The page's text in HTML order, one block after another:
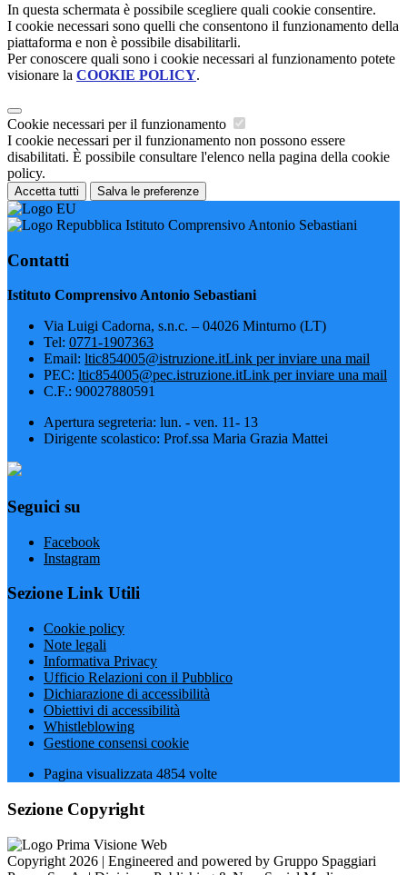
In questa schermata è possibile scegliere quali cookie consentire.
I cookie necessari sono quelli che consentono il funzionamento della
piattaforma e non è possibile disabilitarli.
Per conoscere quali sono i cookie necessari al funzionamento potete
visionare la COOKIE POLICY.
Cookie necessari per il funzionamento
I cookie necessari per il funzionamento non possono essere
disabilitati. È possibile consultare l'elenco nella pagina della cookie
policy.
Accetta tutti Salva le preferenze
Istituto Comprensivo Antonio Sebastiani
Contatti
Istituto Comprensivo Antonio Sebastiani
Via Luigi Cadorna, s.n.c. – 04026 Minturno (LT)
Tel: 0771-1907363
Email: ltic854005@istruzione.itLink per inviare una mail
PEC: ltic854005@pec.istruzione.itLink per inviare una mail
C.F.: 90027880591
Apertura segreteria: lun. - ven. 11- 13
Dirigente scolastico: Prof.ssa Maria Grazia Mattei
Seguici su
Facebook
Instagram
Sezione Link Utili
Cookie policy
Note legali
Informativa Privacy
Ufficio Relazioni con il Pubblico
Dichiarazione di accessibilità
Obiettivi di accessibilità
Whistleblowing
Gestione consensi cookie
Pagina visualizzata 4854 volte
Sezione Copyright
Copyright 2026 | Engineered and powered by Gruppo Spaggiari